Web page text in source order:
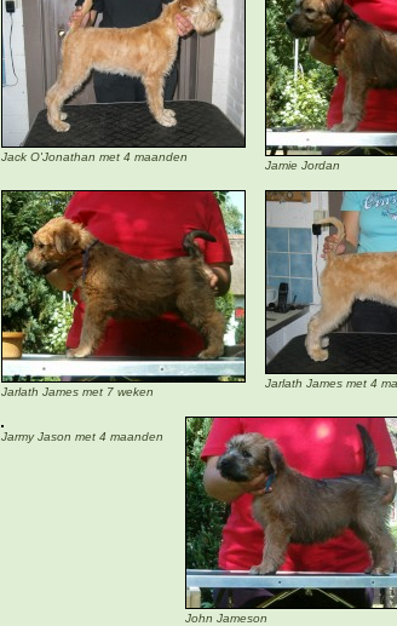
Jack O'Jonathan met 4 maanden
Jamie Jordan
Jarlath James met 7 weken
Jarlath James met 4
Jarmy Jason met 4 maanden
John Jameson